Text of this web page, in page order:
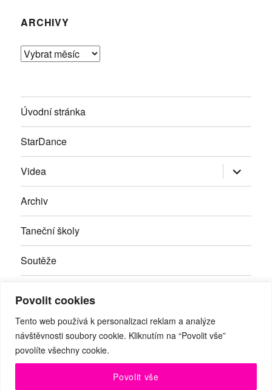
Povolit cookies
Tento web používá k personalizaci reklam a analýze
návštěvnosti soubory cookie. Kliknutím na “Povolit vše”
povolíte všechny cookie.
Povolit vše
ARCHIVY
Archivy
Úvodní stránka
StarDance
Videa Zobrazit
položky
Archiv
Taneční školy
Soutěže
Kontakty
Facebook
RSS Youtube